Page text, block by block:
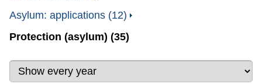
Asylum: applications (12)
Protection (asylum) (35)